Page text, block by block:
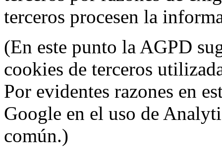
terceros procesen la
(En este punto la AGPD
cookies de terceros
Por evidentes razones en
Google en el uso de
común.)